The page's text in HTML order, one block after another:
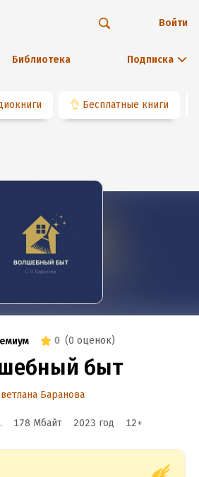
Библиотека Подписка
Войти
👌 Бесплатные книги
0 (0 оценок)
быт
Баранова
178 Мбайт 2023 год 12+